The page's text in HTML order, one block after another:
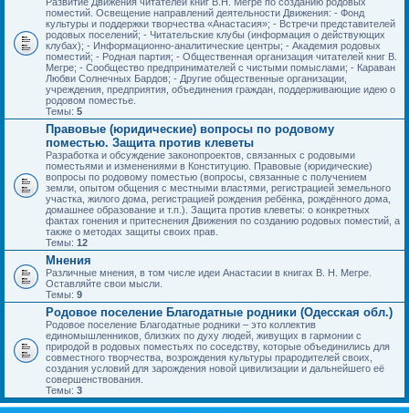
поместий. Освещение направлений деятельности Движения: - Фонд
культуры и поддержки творчества «Анастасия»; - Встречи представителей
родовых поселений; - Читательские клубы (информация о действующих
клубах); - Информационно-аналитические центры; - Академия родовых
поместий; - Родная партия; - Общественная организация читателей книг В.
Мегре; - Сообщество предпринимателей с чистыми помыслами; - Караван
Любви Солнечных Бардов; - Другие общественные организации,
учреждения, предприятия, объединения граждан, поддерживающие идею о
родовом поместье.
Темы: 5
Правовые (юридические) вопросы по родовому
поместью. Защита против клеветы
Разработка и обсуждение законопроектов, связанных с родовыми
поместьями и изменениями в Конституцию. Правовые (юридические)
вопросы по родовому поместью (вопросы, связанные с получением
земли, опытом общения с местными властями, регистрацией земельного
участка, жилого дома, регистрацией рождения ребёнка, рождённого дома,
домашнее образование и т.п.). Защита против клеветы: о конкретных
фактах гонения и притеснения Движения по созданию родовых поместий, а
также о методах защиты своих прав.
Темы: 12
Мнения
Различные мнения, в том числе идеи Анастасии в книгах В. Н. Мегре.
Оставляйте свои мысли.
Темы: 9
Родовое поселение Благодатные родники (Одесская обл.)
Родовое поселение Благодатные родники – это коллектив
единомышленников, близких по духу людей, живущих в гармонии с
природой в родовых поместьях по соседству, которые объединились для
совместного творчества, возрождения культуры прародителей своих,
создания условий для зарождения новой цивилизации и дальнейшего её
совершенствования.
Темы: 3